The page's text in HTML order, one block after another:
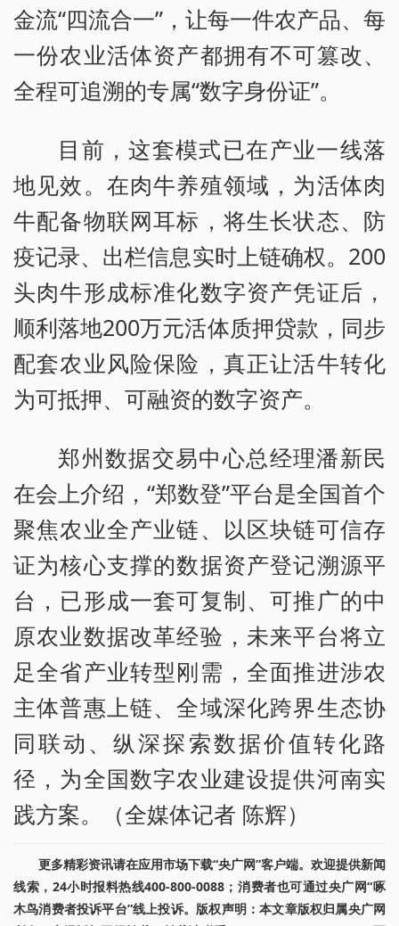
金流“四流合一”，让每一件农产品、每
一份农业活体资产都拥有不可篡改、
全程可追溯的专属“数字身份证”。
目前，这套模式已在产业一线落
地见效。在肉牛养殖领域，为活体肉
牛配备物联网耳标，将生长状态、防
疫记录、出栏信息实时上链确权。200
头肉牛形成标准化数字资产凭证后，
顺利落地200万元活体质押贷款，同步
配套农业风险保险，真正让活牛转化
为可抵押、可融资的数字资产。
郑州数据交易中心总经理潘新民
在会上介绍，“郑数登”平台是全国首个
聚焦农业全产业链、以区块链可信存
证为核心支撑的数据资产登记溯源平
台，已形成一套可复制、可推广的中
原农业数据改革经验，未来平台将立
足全省产业转型刚需，全面推进涉农
主体普惠上链、全域深化跨界生态协
同联动、纵深探索数据价值转化路
径，为全国数字农业建设提供河南实
践方案。（全媒体记者 陈辉）
更多精彩资讯请在应用市场下载“央广网”客户端。欢迎提供新闻
线索，24小时报料热线400-800-0088；消费者也可通过央广网“啄
木鸟消费者投诉平台”线上投诉。版权声明：本文章版权归属央广网